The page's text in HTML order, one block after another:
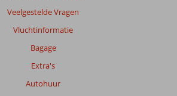
Veelgestelde Vragen
Vluchtinformatie
Bagage
Extra's
Autohuur